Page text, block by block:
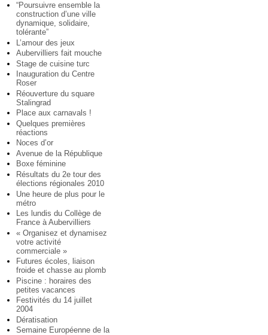
“Poursuivre ensemble la
construction d’une ville
dynamique, solidaire,
tolérante”
L’amour des jeux
Aubervilliers fait mouche
Stage de cuisine turc
Inauguration du Centre
Roser
Réouverture du square
Stalingrad
Place aux carnavals !
Quelques premières
réactions
Noces d’or
Avenue de la République
Boxe féminine
Résultats du 2e tour des
élections régionales 2010
Une heure de plus pour le
métro
Les lundis du Collège de
France à Aubervilliers
« Organisez et dynamisez
votre activité
commerciale »
Futures écoles, liaison
froide et chasse au plomb
Piscine : horaires des
petites vacances
Festivités du 14 juillet
2004
Dératisation
Semaine Européenne de la